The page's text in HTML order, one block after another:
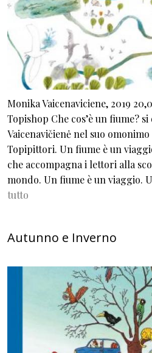
Monika Vaicenaviciene, 2019
Topishop Che cos’è un fiume?
Vaicenavičienė nel suo
Topipittori. Un fiume è un
che accompagna i lettori alla
mondo. Un fiume è un viaggio.
tutto
Autunno e Inverno